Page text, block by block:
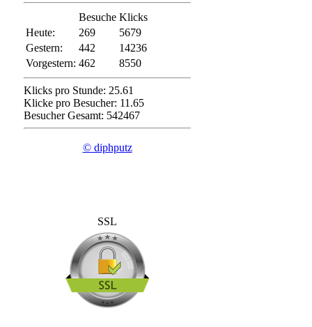
Besuche Klicks
Heute:
269
5679
Gestern:
442
14236
Vorgestern: 462 8550
Klicks pro Stunde: 25.61
Klicke pro Besucher: 11.65
Besucher Gesamt: 542467
© diphputz
SSL